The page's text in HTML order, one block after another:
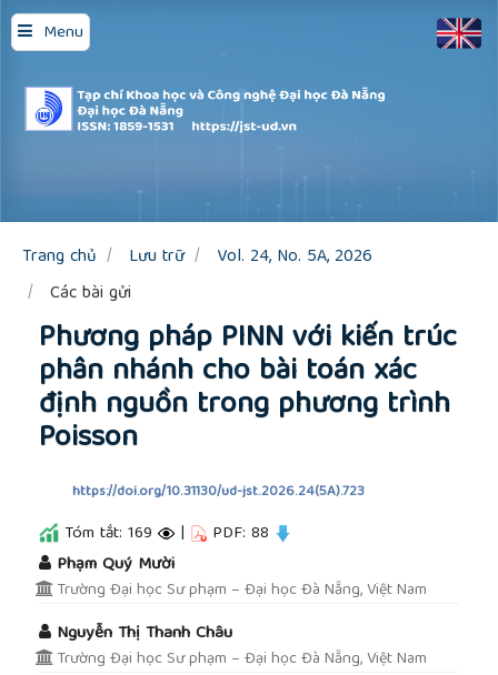
Menu
Quick
jump
to
page
content
Main
Sidebar
Trang chủ Lưu trữ
Vol. 24, No. 5A, 2026
Các bài gửi
Phương pháp PINN với kiến trúc
phân nhánh cho bài toán xác
định nguồn trong phương trình
Poisson
https://doi.org/10.31130/ud-jst.2026.24(5A).723
Tóm tắt: 169 | PDF: 88
Phạm Quý Mười
Trường Đại học Sư phạm – Đại học Đà Nẵng, Việt Nam
Nguyễn Thị Thanh Châu
Trường Đại học Sư phạm – Đại học Đà Nẵng, Việt Nam